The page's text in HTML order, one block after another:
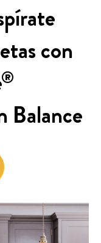
con
®
Balance